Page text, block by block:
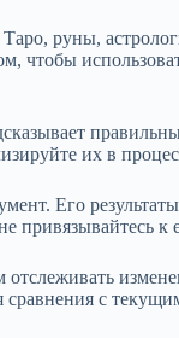
руны,
чтобы
их в
Его
к
сравнения с